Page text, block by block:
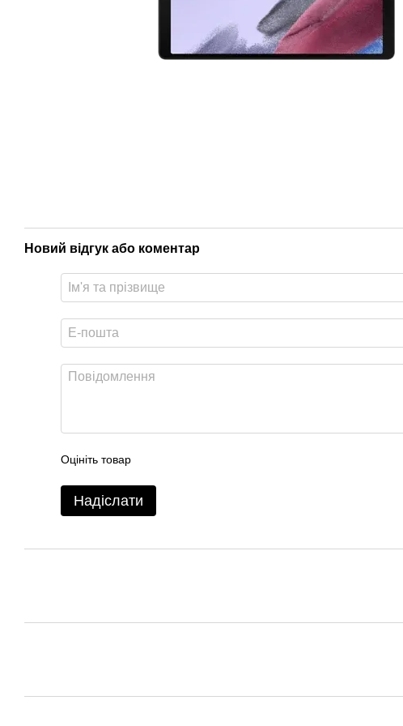
Новий відгук або коментар
Оцініть товар
Надіслати